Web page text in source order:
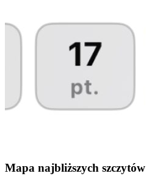
Mapa najbliższych szczytów